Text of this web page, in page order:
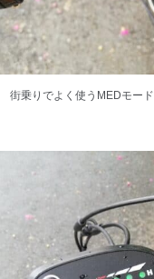
街乗りでよく使うMEDモード